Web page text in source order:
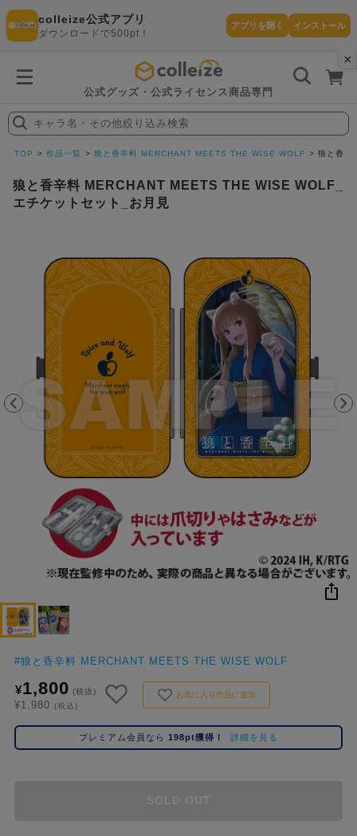
×
colleize公式アプリ
ダウンロードで500pt！
アプリを開く インストール
公式グッズ・公式ライセンス商品専門
探
す
在庫あり
(即納)
セール
ランキン
グ
おすすめ
書籍
colleize B
OX
コ
キャラ名・その他絞り込み検索
TOP 作品一覧 狼と香辛料 MERCHANT MEETS THE WISE WOLF 狼と香辛
狼と香辛料 MERCHANT MEETS THE WISE WOLF_
エチケットセット_お月見
#狼と香辛料 MERCHANT MEETS THE WISE WOLF
¥1,800 (税抜)
¥1,980 (税込)
お気に入り作品に追加
プレミアム会員なら 198pt獲得！ 詳細を見る